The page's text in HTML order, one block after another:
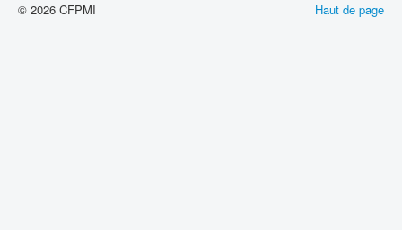
Haut de page
© 2026 CFPMI